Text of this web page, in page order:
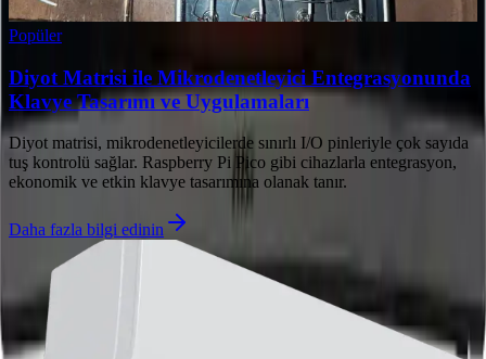
Popüler
Diyot Matrisi ile Mikrodenetleyici Entegrasyonunda
Klavye Tasarımı ve Uygulamaları
Diyot matrisi, mikrodenetleyicilerde sınırlı I/O pinleriyle çok sayıda
tuş kontrolü sağlar. Raspberry Pi Pico gibi cihazlarla entegrasyon,
ekonomik ve etkin klavye tasarımına olanak tanır.
Daha fazla bilgi edinin